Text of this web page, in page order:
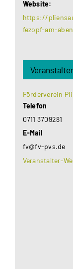
Website:
https://
fezopf-am-
Veranstalter
Förderverein
Telefon
0711 3709281
E-Mail
fv@fv-pvs.de
Veranstalter-